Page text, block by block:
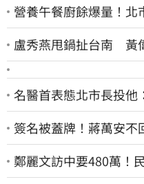
營養午餐廚餘爆量！
盧秀燕甩鍋扯台南 黃
名醫首表態北市長投他
簽名被蓋牌！蔣萬安
鄭麗文訪中要480萬！